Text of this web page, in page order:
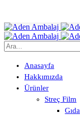
Anasayfa
Hakkımızda
Ürünler
Streç Film
Gıda